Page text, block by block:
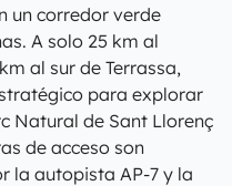
un corredor verde
A solo 25 km al
al sur de Terrassa,
para explorar
Natural de Sant Llorenç
de acceso son
la autopista AP-7 y la